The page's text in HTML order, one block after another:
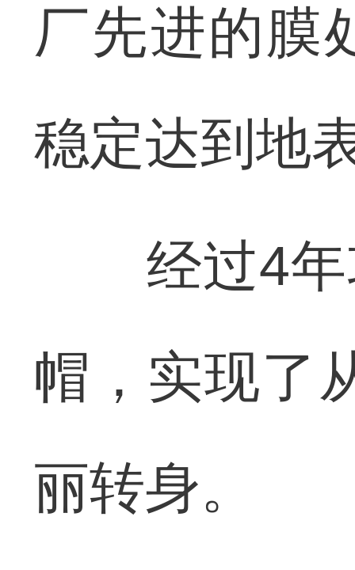
厂先进的膜
稳定达到地
经过4年
帽，实现了
丽转身。